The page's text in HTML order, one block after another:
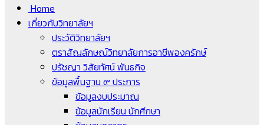
Home
เกี่ยวกับวิทยาลัยฯ
ประวัติวิทยาลัยฯ
ตราสัญลักษณ์วิทยาลัยการอาชีพองครักษ์
ปรัชญา วิสัยทัศน์ พันธกิจ
ข้อมูลพื้นฐาน ๙ ประการ
ข้อมูลงบประมาณ
ข้อมูลนักเรียน นักศึกษา